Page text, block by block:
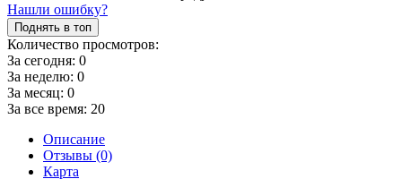
Нашли ошибку?
Поднять в топ
Количество просмотров:
За сегодня: 0
За неделю: 0
За месяц: 0
За все время: 20
Описание
Отзывы (0)
Карта